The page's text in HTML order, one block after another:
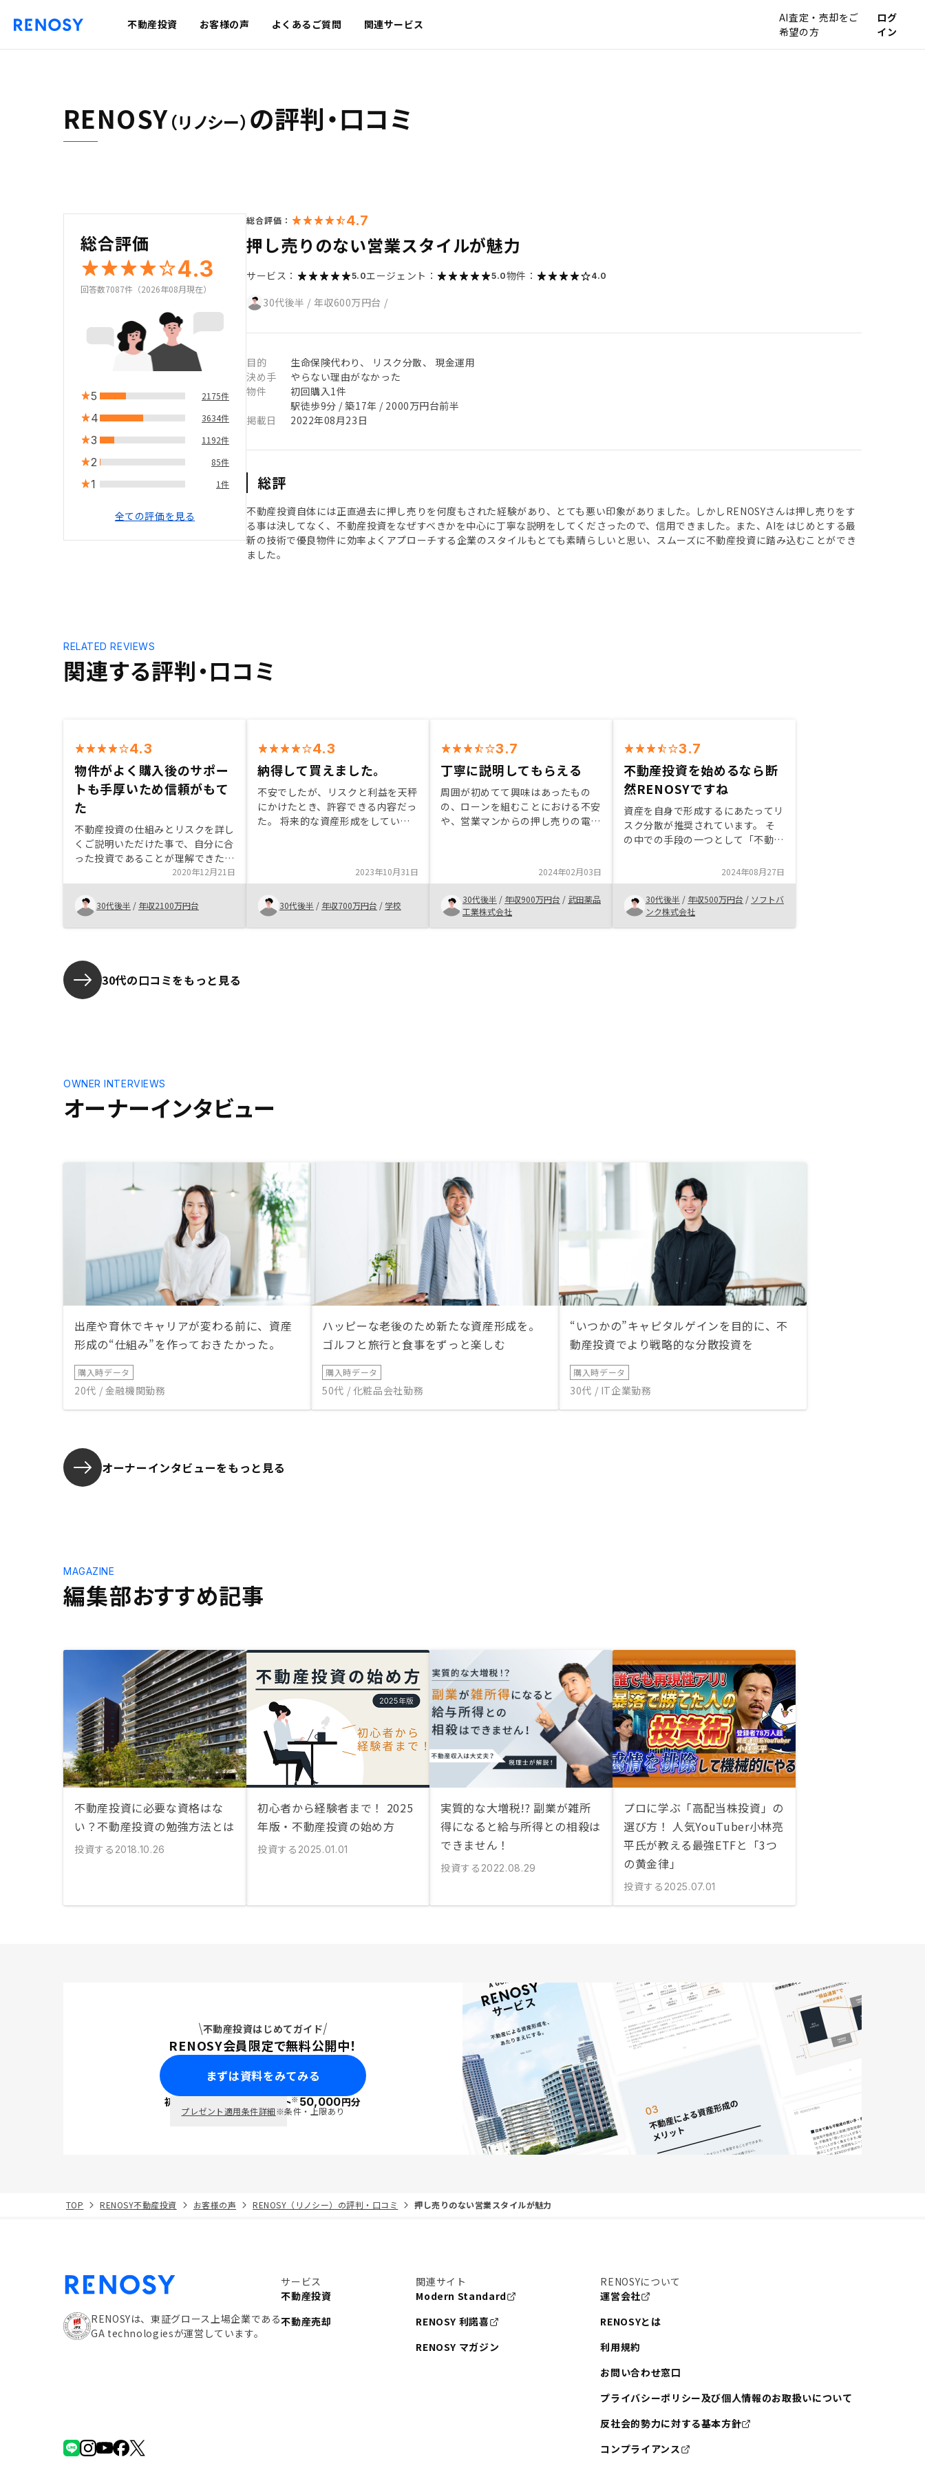
不動産投資 お客様の声 よくあるご質問 関連サービス
AI査定・売却をご
希望の方
ログ
イン
RENOSY（リノシー） の評判・口コミ
総合評価
4.3
回答数7087件（2026年08月現在）
5 2175件
4 3634件
3 1192件
2 85件
1 1件
全ての評価を見る
総合評価： 4.7
押し売りのない営業スタイルが魅力
サービス： 5.0エージェント： 5.0物件： 4.0
30代後半 / 年収600万円台 /
目的
生命保険代わり、 リスク分散、 現金運用
決め手
やらない理由がなかった
物件
初回購入1件
駅徒歩9分 / 築17年 / 2000万円台前半
掲載日
2022年08月23日
総評
不動産投資自体には正直過去に押し売りを何度もされた経験があり、とても悪い印象がありました。しかしRENOSYさんは押し売りをす
る事は決してなく、不動産投資をなぜすべきかを中心に丁寧な説明をしてくださったので、信用できました。また、AIをはじめとする最
新の技術で優良物件に効率よくアプローチする企業のスタイルもとても素晴らしいと思い、スムーズに不動産投資に踏み込むことができ
ました。
関連する評判・口コミ
RELATED REVIEWS
4.3
物件がよく購入後のサポー
トも手厚いため信頼がもて
た
不動産投資の仕組みとリスクを詳し
くご説明いただけた事で、自分に合
った投資であることが理解できた。
また、ご紹介いただける物件の良さ
と、購入後の管理やサポートも手厚
いと感じたため、長期的にお付き合
いするための信頼感が生まれまし
た。物件の申し込みから購入完了ま
していただければ、必要な手続きや
書類の準備などを心と時間に余裕を
持って計画ができると思います。
2020年12月21日
30代後半 / 年収2100万円台
4.3
納得して買えました。
不安でしたが、リスクと利益を天秤
にかけたとき、許容できる内容だっ
た。 将来的な資産形成をしていく
クを考える、無理のない範囲で購入
2023年10月31日
30代後半 / 年収700万円台 / 学校
3.7
丁寧に説明してもらえる
周囲が初めてて興味はあったもの
の、ローンを組むことにおける不安
や、営業マンからの押し売りの電話
解消していただけた。現在入居者募
集しているが、客付けが全力で頑張
るといいつつも、どのサイトをみて
2024年02月03日
30代後半 / 年収900万円台 / 武田薬品
工業株式会社
3.7
不動産投資を始めるなら断
然RENOSYですね
資産を自身で形成するにあたってリ
スク分散が推奨されています。 そ
の中での手段の一つとして「不動産
動産投資は長期的に鑑みれば、積立
型投資と同様に将来的にプラス利益
になりやすいのでとてもお勧めでき
ます。
2024年08月27日
30代後半 / 年収500万円台 / ソフトバ
ンク株式会社
30代の口コミをもっと見る
オーナーインタビュー
OWNER INTERVIEWS
出産や育休でキャリアが変わる前に、資産
形成の“仕組み”を作っておきたかった。
購入時データ
20代 / 金融機関勤務
ハッピーな老後のため新たな資産形成を。
ゴルフと旅行と食事をずっと楽しむ
購入時データ
50代 / 化粧品会社勤務
“いつかの”キャピタルゲインを目的に、不
動産投資でより戦略的な分散投資を
購入時データ
30代 / IT企業勤務
オーナーインタビューをもっと見る
編集部おすすめ記事
MAGAZINE
不動産投資に必要な資格はな
い？不動産投資の勉強方法とは
投資する 2018.10.26
初心者から経験者まで！ 2025
年版・不動産投資の始め方
投資する 2025.01.01
実質的な大増税!? 副業が雑所
得になると給与所得との相殺は
できません！
投資する 2022.08.29
プロに学ぶ「高配当株投資」の
選び方！ 人気YouTuber小林亮
平氏が教える最強ETFと「3つ
の黄金律」
投資する 2025.07.01
不動産投資はじめてガイド
RENOSY会員限定で無料公開中！
まずは資料をみてみる
初回面談で ポイント※50,000円分
プレゼント適用条件詳細※条件・上限あり
TOP RENOSY不動産投資 お客様の声 RENOSY（リノシー）の評判・口コミ 押し売りのない営業スタイルが魅力
RENOSYは、東証グロース上場企業である
GA technologiesが運営しています。
サービス
不動産投資
不動産売却
関連サイト
Modern Standard
RENOSY 利諾喜
RENOSY マガジン
RENOSYについて
運営会社
RENOSYとは
利用規約
お問い合わせ窓口
プライバシーポリシー及び個人情報のお取扱いについて
反社会的勢力に対する基本方針
コンプライアンス